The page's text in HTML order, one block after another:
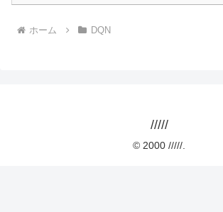
ホーム DQN
/////
© 2000 /////.